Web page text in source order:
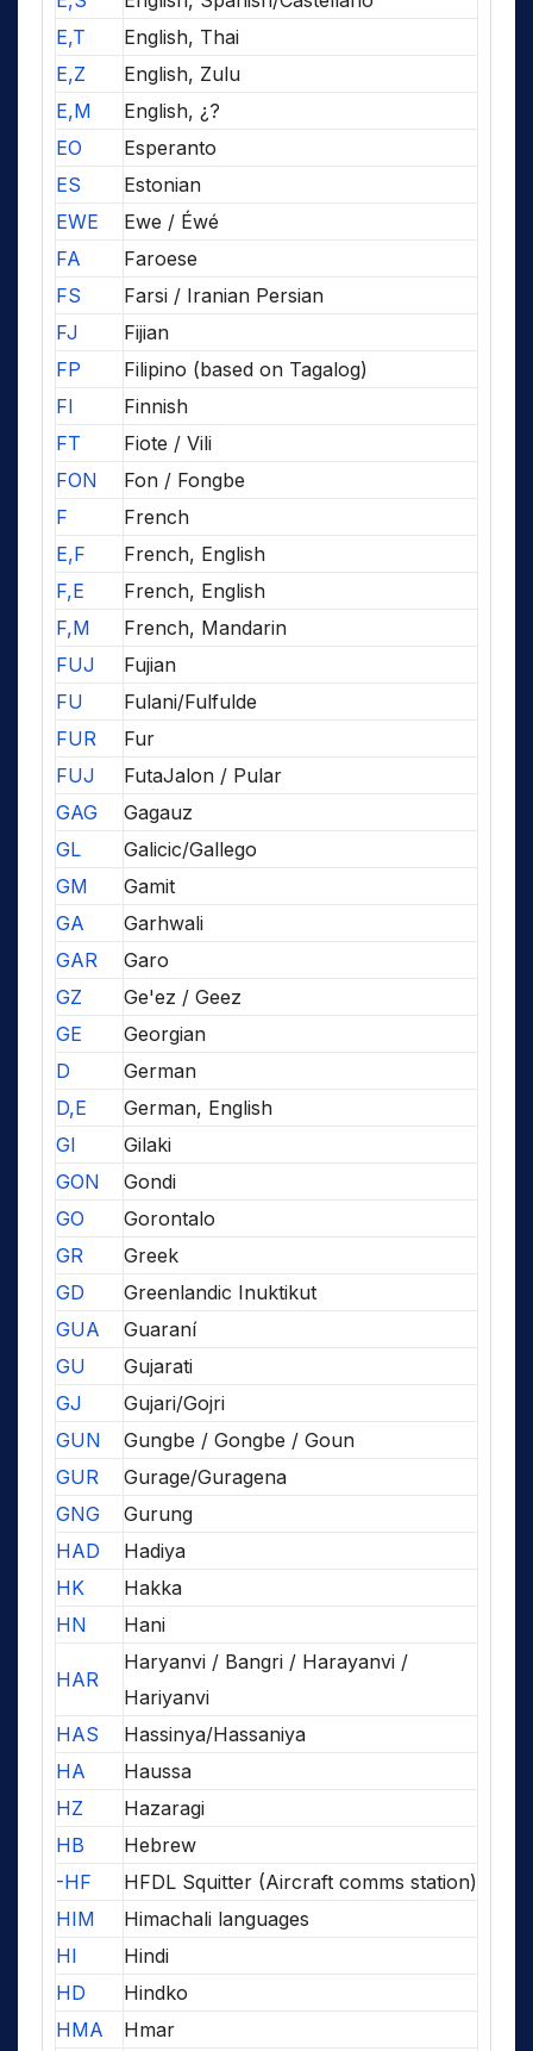
E,T
English, Thai
E,Z
English, Zulu
E,M
English, ¿?
EO
Esperanto
ES
Estonian
EWE
Ewe / Éwé
FA
Faroese
FS
Farsi / Iranian Persian
FJ
Fijian
FP
Filipino (based on Tagalog)
FI
Finnish
FT
Fiote / Vili
FON
Fon / Fongbe
F
French
E,F
French, English
F,E
French, English
F,M
French, Mandarin
FUJ
Fujian
FU
Fulani/Fulfulde
FUR
Fur
FUJ
FutaJalon / Pular
GAG
Gagauz
GL
Galicic/Gallego
GM
Gamit
GA
Garhwali
GAR
Garo
GZ
Ge'ez / Geez
GE
Georgian
D
German
D,E
German, English
GI
Gilaki
GON
Gondi
GO
Gorontalo
GR
Greek
GD
Greenlandic Inuktikut
GUA
Guaraní
GU
Gujarati
GJ
Gujari/Gojri
GUN
Gungbe / Gongbe / Goun
GUR
Gurage/Guragena
GNG
Gurung
HAD
Hadiya
HK
Hakka
HN
Hani
HAR
Haryanvi / Bangri / Harayanvi /
Hariyanvi
HAS
Hassinya/Hassaniya
HA
Haussa
HZ
Hazaragi
HB
Hebrew
-HF
HFDL Squitter (Aircraft comms station)
HIM
Himachali languages
HI
Hindi
HD
Hindko
HMA
Hmar